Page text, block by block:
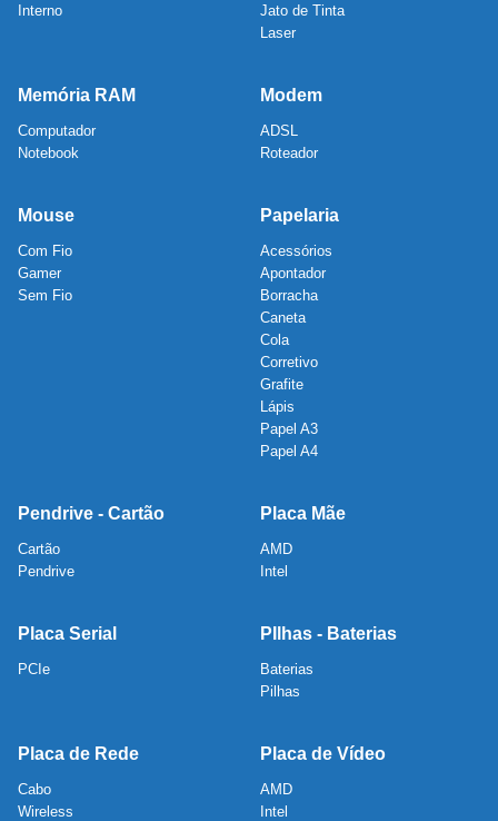
Interno
Jato de Tinta
Laser
Memória RAM
Computador
Notebook
Modem
ADSL
Roteador
Mouse
Com Fio
Gamer
Sem Fio
Papelaria
Acessórios
Apontador
Borracha
Caneta
Cola
Corretivo
Grafite
Lápis
Papel A3
Papel A4
Pendrive - Cartão
Cartão
Pendrive
Placa Mãe
AMD
Intel
Placa Serial
PCIe
PIlhas - Baterias
Baterias
Pilhas
Placa de Rede
Cabo
Wireless
Placa de Vídeo
AMD
Intel